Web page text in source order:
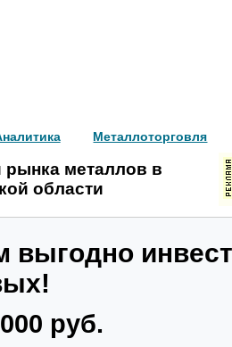
Металлоторговля
металлов в
области
выгодно
руб.